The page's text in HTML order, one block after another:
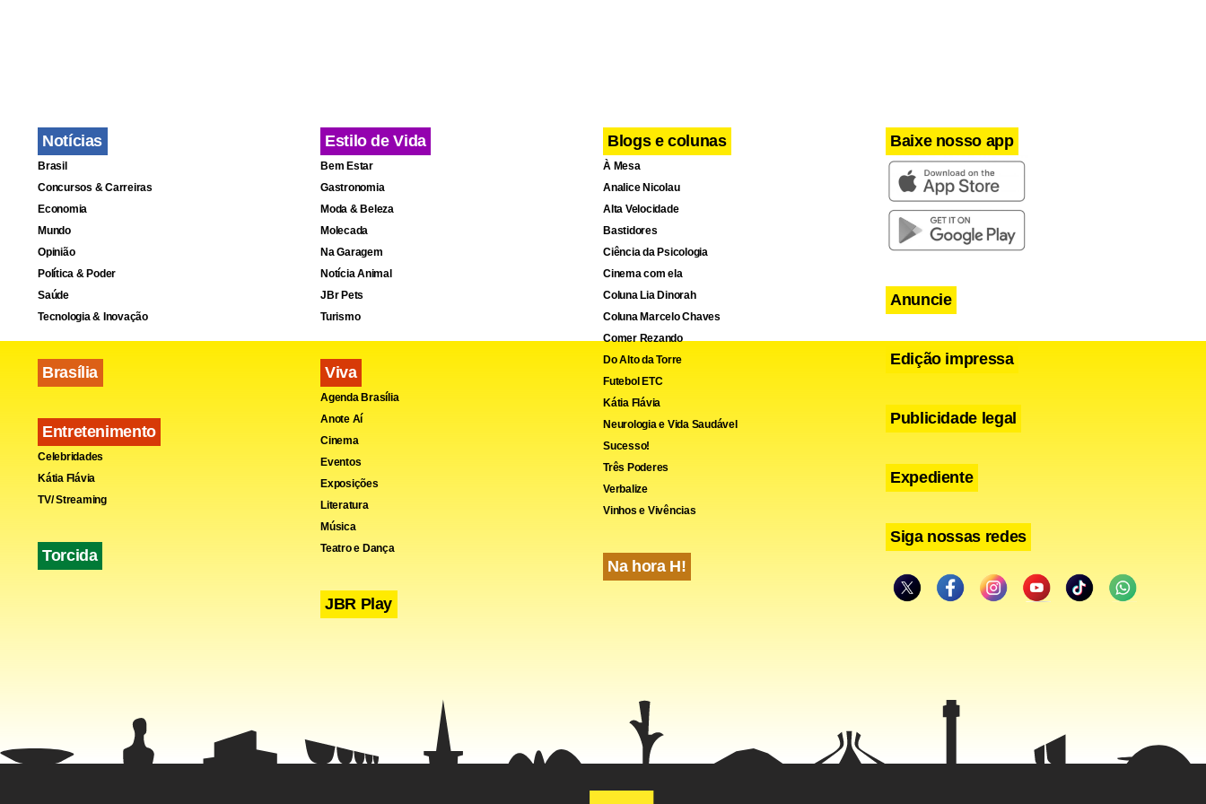
Facebook Telegram
Share
Notícias
Brasil
Concursos & Carreiras
Economia
Mundo
Opinião
Política & Poder
Saúde
Tecnologia & Inovação
Brasília
Entretenimento
Celebridades
Kátia Flávia
TV/ Streaming
Torcida
Estilo de Vida
Bem Estar
Gastronomia
Moda & Beleza
Molecada
Na Garagem
Notícia Animal
JBr Pets
Turismo
Viva
Agenda Brasília
Anote Aí
Cinema
Eventos
Exposições
Literatura
Música
Teatro e Dança
JBR Play
Blogs e colunas
À Mesa
Analice Nicolau
Alta Velocidade
Bastidores
Ciência da Psicologia
Cinema com ela
Coluna Lia Dinorah
Coluna Marcelo Chaves
Comer Rezando
Do Alto da Torre
Futebol ETC
Kátia Flávia
Neurologia e Vida Saudável
Sucesso!
Três Poderes
Verbalize
Vinhos e Vivências
Na hora H!
Baixe nosso app
Anuncie
Edição impressa
Publicidade legal
Expediente
Siga nossas redes